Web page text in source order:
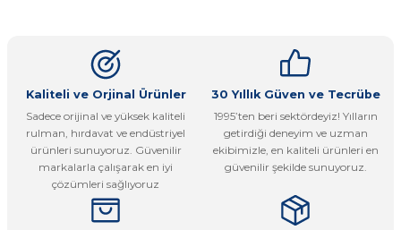
Görüş ve önerileriniz için teşekkür ederiz.
Ürün resmi kalitesiz, bozuk veya görüntülenemiyor.
Ürün açıklamasında eksik bilgiler bulunuyor.
Ürün bilgilerinde hatalar bulunuyor.
Ürün fiyatı diğer sitelerden daha pahalı.
Bu ürüne benzer farklı alternatifler olmalı.
Kaliteli ve Orjinal Ürünler
Sadece orijinal ve yüksek kaliteli
rulman, hırdavat ve endüstriyel
ürünleri sunuyoruz. Güvenilir
markalarla çalışarak en iyi
çözümleri sağlıyoruz
30 Yıllık Güven ve Tecrübe
1995’ten beri sektördeyiz! Yılların
getirdiği deneyim ve uzman
ekibimizle, en kaliteli ürünleri en
güvenilir şekilde sunuyoruz.